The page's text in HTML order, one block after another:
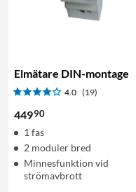
Elmätare DIN-montage
4.0 (19)
44990
1 fas
2 moduler bred
Minnesfunktion vid
strömavbrott